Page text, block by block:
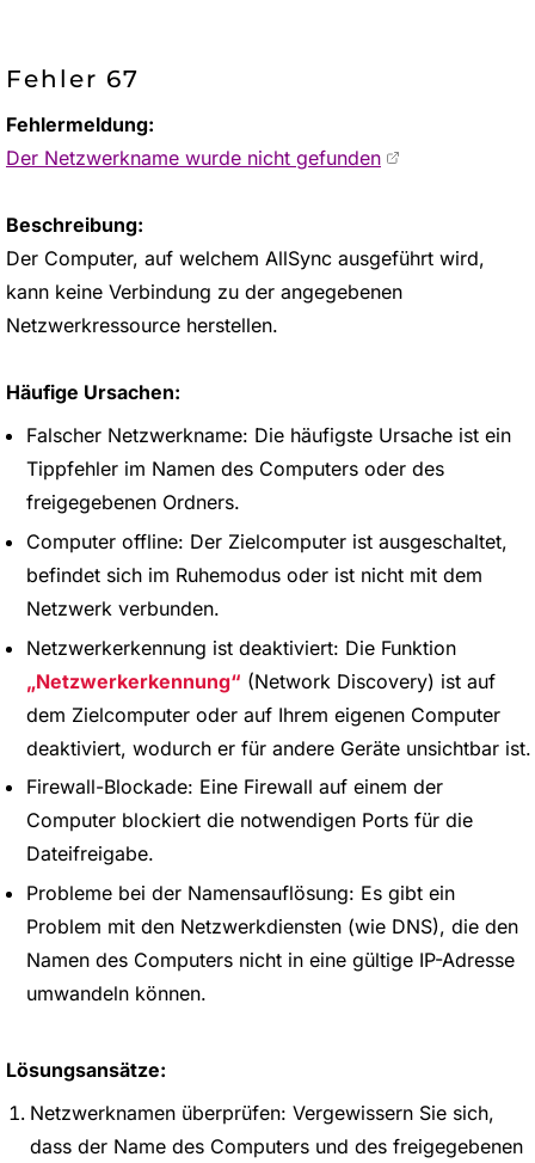
Fehler 67
Fehlermeldung:
Der Netzwerkname wurde nicht gefunden
Beschreibung:
Der Computer, auf welchem AllSync ausgeführt wird,
kann keine Verbindung zu der angegebenen
Netzwerkressource herstellen.
Häufige Ursachen:
Falscher Netzwerkname: Die häufigste Ursache ist ein
Tippfehler im Namen des Computers oder des
freigegebenen Ordners.
Computer offline: Der Zielcomputer ist ausgeschaltet,
befindet sich im Ruhemodus oder ist nicht mit dem
Netzwerk verbunden.
Netzwerkerkennung ist deaktiviert: Die Funktion
Netzwerkerkennung
(Network Discovery) ist auf
dem Zielcomputer oder auf Ihrem eigenen Computer
deaktiviert, wodurch er für andere Geräte unsichtbar ist.
Firewall-Blockade: Eine Firewall auf einem der
Computer blockiert die notwendigen Ports für die
Dateifreigabe.
Probleme bei der Namensauflösung: Es gibt ein
Problem mit den Netzwerkdiensten (wie DNS), die den
Namen des Computers nicht in eine gültige IP-Adresse
umwandeln können.
Lösungsansätze:
Netzwerknamen überprüfen: Vergewissern Sie sich,
dass der Name des Computers und des freigegebenen